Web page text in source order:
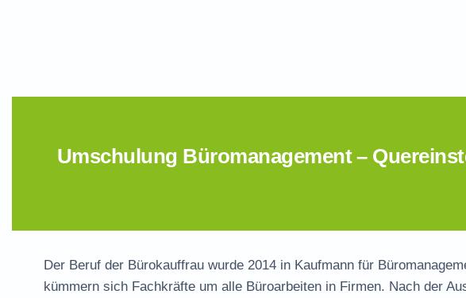
Umschulung Büromanagement –
Der Beruf der Bürokauffrau wurde 2014 in Kaufmann für
kümmern sich Fachkräfte um alle Büroarbeiten in Firmen. Nach der